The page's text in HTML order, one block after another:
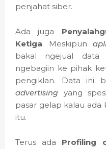
penjahat siber.
Ada juga
Ketiga. Meskipun
bakal ngejual data
ngebagiin ke pihak
pengiklan. Data ini
advertising yang
pasar gelap kalau
itu.
Terus ada Profiling